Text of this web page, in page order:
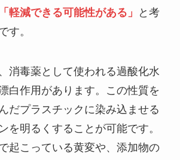
軽減できる可能性がある」
と考
す。
消毒薬として使われる過酸化水
白作用があります。この性質を
だプラスチックに染み込ませる
を明るくすることが可能です。
起こっている黄変や、添加物の